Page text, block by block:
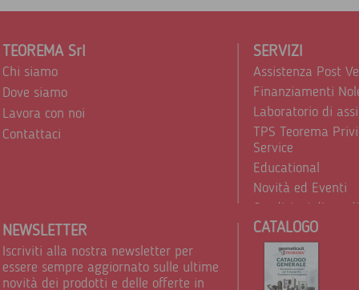
TEOREMA Srl
Chi siamo
Dove siamo
Lavora con noi
Contattaci
SERVIZI
Assistenza Post
Finanziamenti
Laboratorio di
TPS Teorema
Service
Educational
Novità ed Eventi
Condizioni di
Trattamento dei
NEWSLETTER
Iscriviti alla nostra newsletter per
essere sempre aggiornato sulle ultime
novità dei prodotti e delle offerte in
CATALOGO